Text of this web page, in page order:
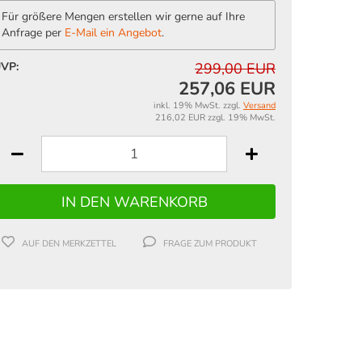
Für größere Mengen erstellen wir gerne auf Ihre
Anfrage per E-Mail ein Angebot.
299,00 EUR
257,06 EUR
inkl. 19% MwSt. zzgl. Versand
216,02 EUR zzgl. 19% MwSt.
AUF DEN MERKZETTEL FRAGE ZUM PRODUKT